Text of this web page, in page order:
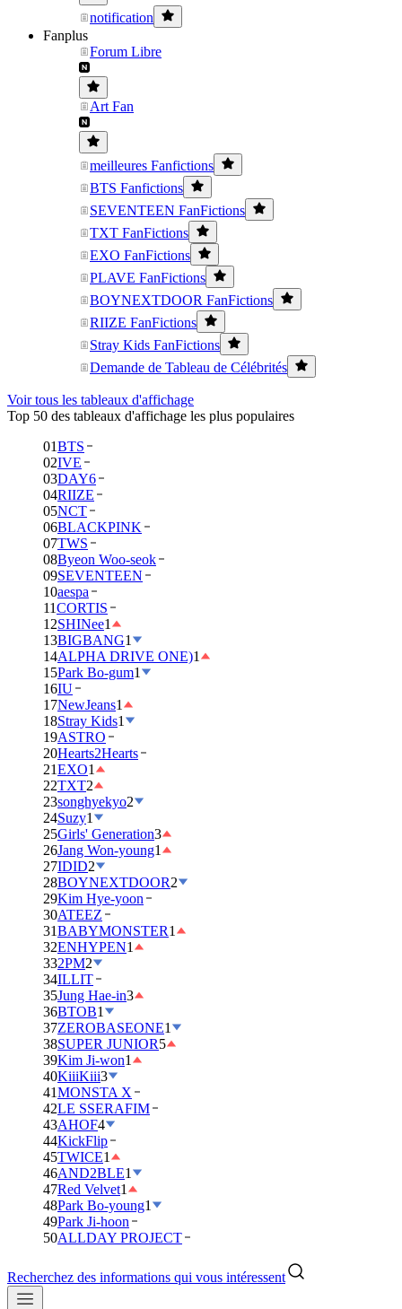
notification
Fanplus
Forum Libre
Art Fan
meilleures Fanfictions
BTS Fanfictions
SEVENTEEN FanFictions
TXT FanFictions
EXO FanFictions
PLAVE FanFictions
BOYNEXTDOOR FanFictions
RIIZE FanFictions
Stray Kids FanFictions
Demande de Tableau de Célébrités
Voir tous les tableaux d'affichage
Top 50 des tableaux d'affichage les plus populaires
01BTS
02IVE
03DAY6
04RIIZE
05NCT
06BLACKPINK
07TWS
08Byeon Woo-seok
09SEVENTEEN
10aespa
11CORTIS
12SHINee1
13BIGBANG1
14ALPHA DRIVE ONE)1
15Park Bo-gum1
16IU
17NewJeans1
18Stray Kids1
19ASTRO
20Hearts2Hearts
21EXO1
22TXT2
23songhyekyo2
24Suzy1
25Girls' Generation3
26Jang Won-young1
27IDID2
28BOYNEXTDOOR2
29Kim Hye-yoon
30ATEEZ
31BABYMONSTER1
32ENHYPEN1
332PM2
34ILLIT
35Jung Hae-in3
36BTOB1
37ZEROBASEONE1
38SUPER JUNIOR5
39Kim Ji-won1
40KiiiKiii3
41MONSTA X
42LE SSERAFIM
43AHOF4
44KickFlip
45TWICE1
46AND2BLE1
47Red Velvet1
48Park Bo-young1
49Park Ji-hoon
50ALLDAY PROJECT
Recherchez des informations qui vous intéressent